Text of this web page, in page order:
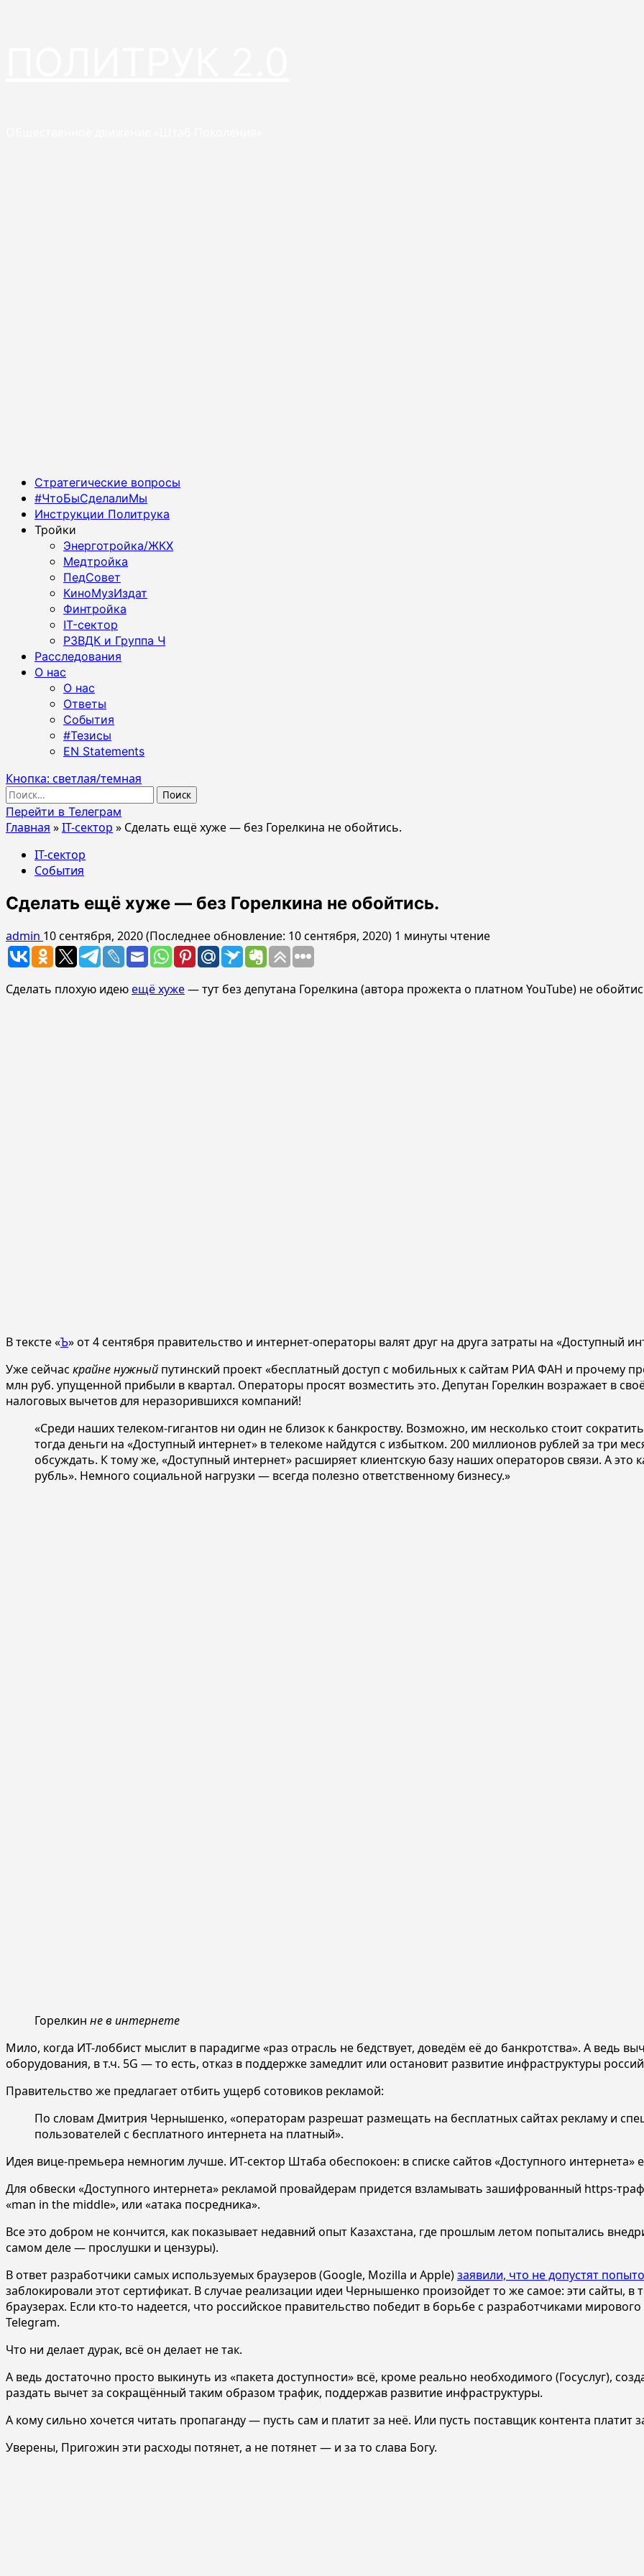
Основное
меню
Стратегические вопросы
#ЧтоБыСделалиМы
Инструкции Политрука
Тройки
Энерготройка/ЖКХ
Медтройка
ПедСовет
КиноМузИздат
Финтройка
IT-сектор
РЗВДК и Группа Ч
Расследования
О нас
О нас
Ответы
События
#Тезисы
EN Statements
Кнопка: светлая/темная
Найти:
Перейти в Телеграм
Главная »IT-сектор » Сделать ещё хуже — без Горелкина не обойтись.
IT-сектор
События
Сделать ещё хуже — без Горелкина не обойтись.
admin 10 сентября, 2020 (Последнее обновление: 10 сентября, 2020) 1 минуты чтение
Сделать плохую идеюещё хуже— тут без депутана Горелкина (автора прожекта о платном YouTube) не
В тексте «Ъ» от 4 сентября правительство и интернет-операторы валят друг на друга затраты на «Доступный
Уже сейчас крайне нужный путинский проект «бесплатный доступ с мобильных к сайтам РИА ФАН и прочему
млн руб. упущенной прибыли в квартал. Операторы просят возместить это. Депутан Горелкин возражает в
налоговых вычетов для неразорившихся компаний!
«Среди наших телеком-гигантов ни один не близок к банкроству. Возможно, им несколько стоит
тогда деньги на «Доступный интернет» в телекоме найдутся с избытком. 200 миллионов рублей за три
обсуждать. К тому же, «Доступный интернет» расширяет клиентскую базу наших операторов связи. А это
рубль». Немного социальной нагрузки — всегда полезно ответственному бизнесу.»
Горелкин не в интернете
Мило, когда ИТ-лоббист мыслит в парадигме «раз отрасль не бедствует, доведём её до банкротства». А ведь
оборудования, в т.ч. 5G — то есть, отказ в поддержке замедлит или остановит развитие инфраструктуры
Правительство же предлагает отбить ущерб сотовиков рекламой:
По словам Дмитрия Чернышенко, «операторам разрешат размещать на бесплатных сайтах рекламу и
пользователей с бесплатного интернета на платный».
Идея вице-премьера немногим лучше. ИТ-сектор Штаба обеспокоен: в списке сайтов «Доступного интернета»
Для обвески «Доступного интернета» рекламой провайдерам придется взламывать зашифрованный https-
«man in the middle», или «атака посредника».
Все это добром не кончится, как показывает недавний опыт Казахстана, где прошлым летом попытались
самом деле — прослушки и цензуры).
В ответ разработчики самых используемых браузеров (Google, Mozilla и Apple)заявили, что не допустят
заблокировали этот сертификат. В случае реализации идеи Чернышенко произойдет то же самое: эти сайты, в
браузерах. Если кто-то надеется, что российское правительство победит в борьбе с разработчиками
Telegram.
Что ни делает дурак, всё он делает не так.
А ведь достаточно просто выкинуть из «пакета доступности» всё, кроме реально необходимого (Госуслуг),
раздать вычет за сокращённый таким образом трафик, поддержав развитие инфраструктуры.
А кому сильно хочется читать пропаганду — пусть сам и платит за неё. Или пусть поставщик контента платит
Уверены, Пригожин эти расходы потянет, а не потянет — и за то слава Богу.